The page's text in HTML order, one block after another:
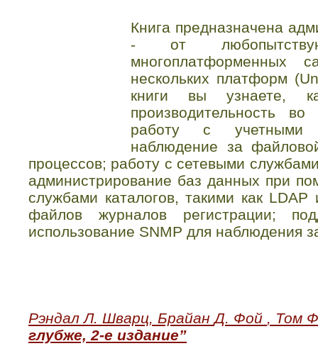
Книга предназначена
- от
нескольких платформ
книги вы узнаете,
производительность
работу с учетными
наблюдение за
процессов; работу с сетевыми
администрирование баз данных при
службами каталогов, такими как
файлов журналов регистрации;
использование SNMP для наблюдения
Рэндал Л. Шварц, БрайанД. Фой , Том
глубже, 2-е издание”